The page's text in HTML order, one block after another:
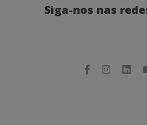
Siga-nos nas